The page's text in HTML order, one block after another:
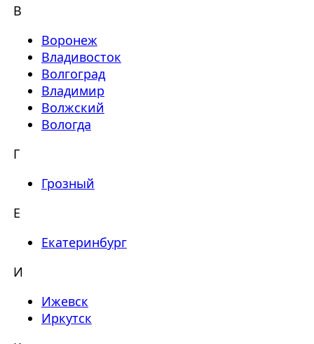
В
Воронеж
Владивосток
Волгоград
Владимир
Волжский
Вологда
Г
Грозный
Е
Екатеринбург
И
Ижевск
Иркутск